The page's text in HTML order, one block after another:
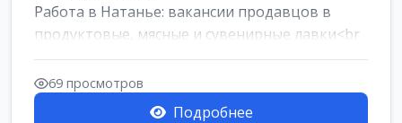
Работа в Натанье: вакансии продавцов в
продуктовые, мясные и сувенирные лавки<br
/>
Разнорабочий на сборку м...
69 просмотров
Подробнее